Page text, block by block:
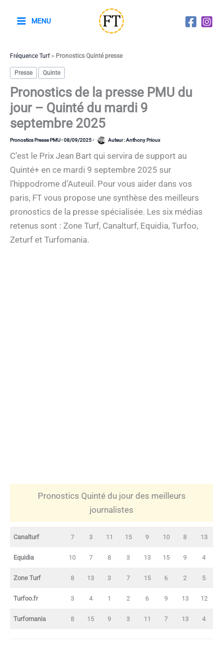
MENU
Fréquence Turf> Pronostics Quinté presse
Presse Quinte
Pronostics de la presse PMU du
jour – Quinté du mardi 9
septembre 2025
Pronostics Presse PMU-08/09/2025- Auteur :Anthony Prioux
C’est le Prix Jean Bart qui servira de support au
Quinté+ en ce mardi 9 septembre 2025 sur
l’hippodrome d’Auteuil. Pour vous aider dans vos
paris, FT vous propose une synthèse des meilleurs
pronostics de la presse spécialisée. Les six médias
retenus sont : Zone Turf, Canalturf, Equidia, Turfoo,
Zeturf et Turfomania.
Pronostics Quinté du jour des meilleurs
journalistes
Canalturf 7 3 11 15 9 10 8 13
Equidia 10 7 8 3 13 15 9 4
Zone Turf 8 13 3 7 15 6 2 5
Turfoo.fr 3 4 1 2 6 9 13 12
Turfomania 8 15 9 3 11 7 13 4